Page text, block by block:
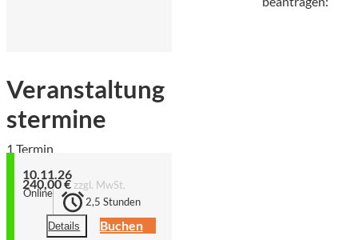
Veranstaltung
stermine
1 Termin
10.11.26
240,00 € zzgl. MwSt.
Online
2,5 Stunden
Details Buchen